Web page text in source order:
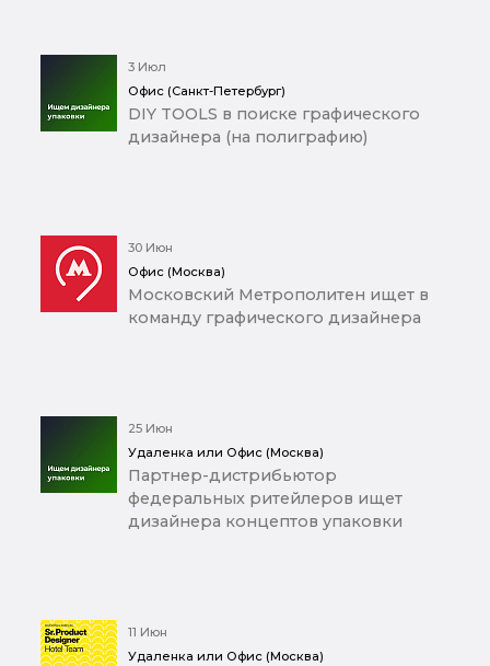
3 Июл
Офис (Санкт-Петербург)
DIY TOOLS в поиске графического
дизайнера (на полиграфию)
30 Июн
Офис (Москва)
Московский Метрополитен ищет в
команду графического дизайнера
25 Июн
Удаленка или Офис (Москва)
Партнер-дистрибьютор
федеральных ритейлеров ищет
дизайнера концептов упаковки
11 Июн
Удаленка или Офис (Москва)